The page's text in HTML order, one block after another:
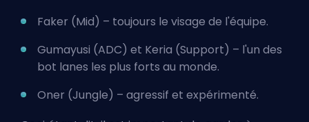
Faker (Mid) – toujours le visage de l'équipe.
Gumayusi (ADC) et Keria (Support) – l'un des
bot lanes les plus forts au monde.
Oner (Jungle) – agressif et expérimenté.